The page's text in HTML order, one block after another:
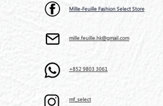
Mille-Feuille Fashion Select Store
mille.feuille.hk@gmail.com
+852 9803 3061
mf_select